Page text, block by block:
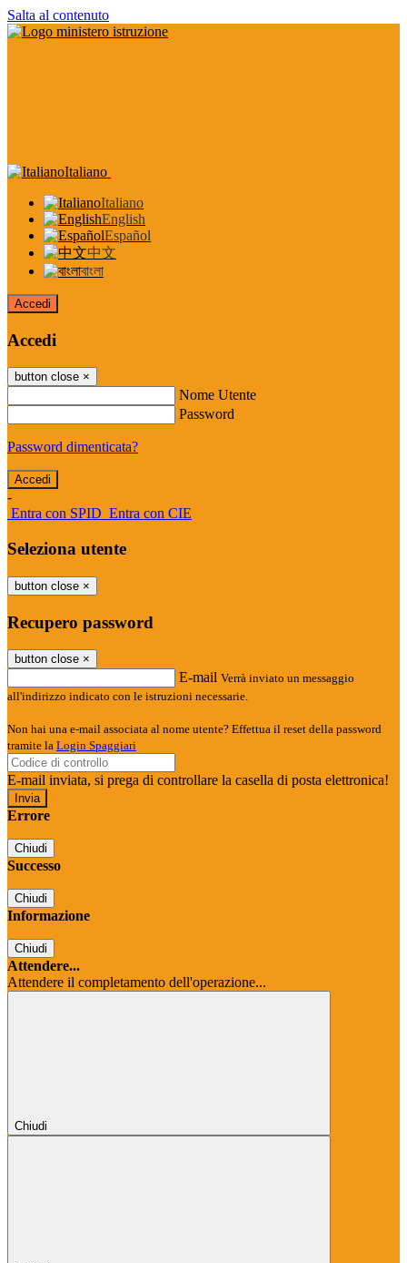
Salta al contenuto
Italiano
Italiano
English
Español
中文
বাংলা
Accedi
Accedi
button close ×
Nome Utente
Password
Password dimenticata?
-
Entra con SPID Entra con CIE
Seleziona utente
button close ×
Recupero password
button close ×
E-mail Verrà inviato un messaggio
all'indirizzo indicato con le istruzioni necessarie.
Non hai una e-mail associata al nome utente? Effettua il reset della password
tramite la Login Spaggiari
E-mail inviata, si prega di controllare la casella di posta elettronica!
Errore
Chiudi
Successo
Chiudi
Informazione
Chiudi
Attendere...
Attendere il completamento dell'operazione...
Chiudi